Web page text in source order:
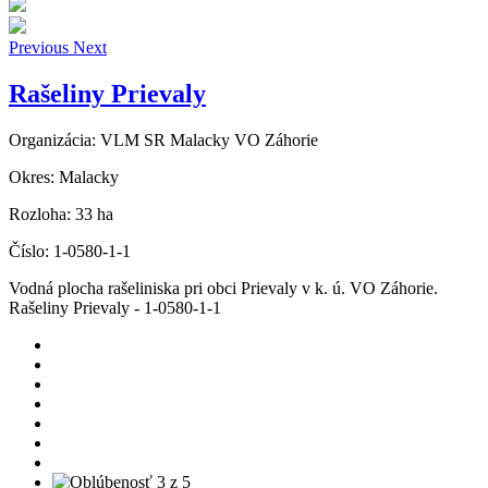
Previous Next
Rašeliny Prievaly
Organizácia: VLM SR Malacky VO Záhorie
Okres: Malacky
Rozloha: 33 ha
Číslo: 1-0580-1-1
Vodná plocha rašeliniska pri obci Prievaly v k. ú. VO Záhorie.
Rašeliny Prievaly - 1-0580-1-1